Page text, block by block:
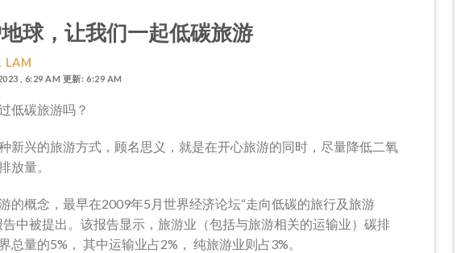
球，让我们一起低碳旅游
LAM
, 6:29 AM 更新: 6:29 AM
低碳旅游吗？
新兴的旅游方式，顾名思义，就是在开心旅游的同时，尽量降低二氧
放量。
的概念，最早在2009年5月世界经济论坛“走向低碳的旅行及旅游
告中被提出。该报告显示，旅游业（包括与旅游相关的运输业）碳排
总量的5%， 其中运输业占2%， 纯旅游业则占3%。